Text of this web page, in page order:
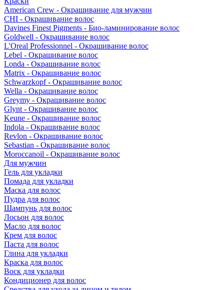
American Crew - Окрашивание для мужчин
CHI - Окрашивание волос
Davines Finest Pigments - Био-ламинирование волос
Goldwell - Окрашивание волос
L'Oreal Professionnel - Окрашивание волос
Lebel - Окрашивание волос
Londa - Окрашивание волос
Matrix - Окрашивание волос
Schwarzkopf - Окрашивание волос
Wella - Окрашивание волос
Greymy - Окрашивание волос
Glynt - Окрашивание волос
Keune - Окрашивание волос
Indola - Окрашивание волос
Revlon - Окрашивание волос
Sebastian - Окрашивание волос
Moroccanoil - Окрашивание волос
Для мужчин
Гель для укладки
Помада для укладки
Маска для волос
Пудра для волос
Шампунь для волос
Лосьон для волос
Масло для волос
Крем для волос
Паста для волос
Глина для укладки
Краска для волос
Воск для укладки
Кондиционер для волос